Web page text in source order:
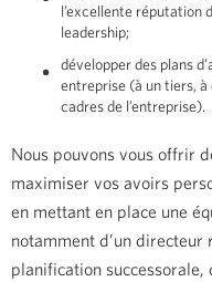
l’excellente réputation
leadership;
développer des plans
entreprise (à un tiers,
cadres de l’entreprise).
Nous pouvons vous offrir
maximiser vos avoirs
en mettant en place une
notamment d’un directeur
planification successorale,